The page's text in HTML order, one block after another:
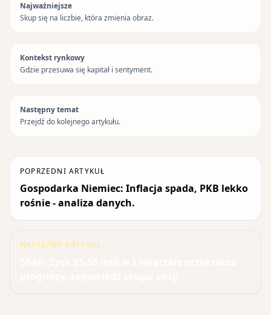
Najważniejsze
Skup się na liczbie, która zmienia obraz.
Kontekst rynkowy
Gdzie przesuwa się kapitał i sentyment.
Następny temat
Przejdź do kolejnego artykułu.
POPRZEDNI ARTYKUŁ
Gospodarka Niemiec: Inflacja spada, PKB lekko
rośnie - analiza danych.
NASTĘPNY ARTYKUŁ